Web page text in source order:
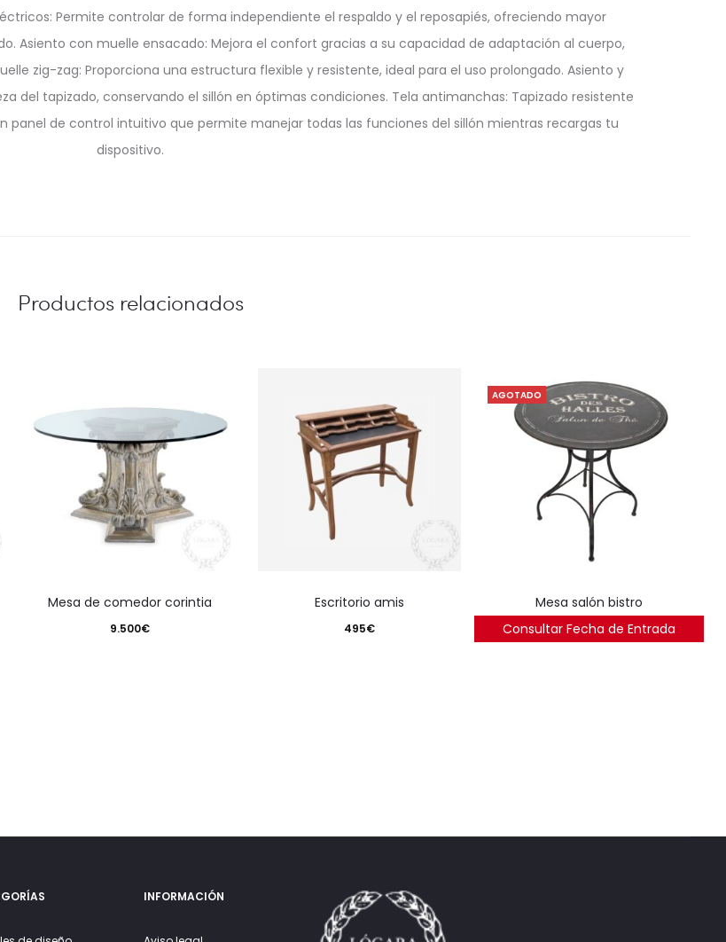
Permite controlar de forma independiente el respaldo y el reposapiés, ofreciendo mayor
Asiento con muelle ensacado: Mejora el confort gracias a su capacidad de adaptación al cuerpo,
zig-zag: Proporciona una estructura flexible y resistente, ideal para el uso prolongado. Asiento y
del tapizado, conservando el sillón en óptimas condiciones. Tela antimanchas: Tapizado resistente
panel de control intuitivo que permite manejar todas las funciones del sillón mientras recargas tu
dispositivo.
Productos relacionados
mesa de comedor corintia
9.500€
escritorio amis
495€
AGOTADO
mesa salón bistro
250€
Consultar Fecha de Entrada
INFORMACIÓN